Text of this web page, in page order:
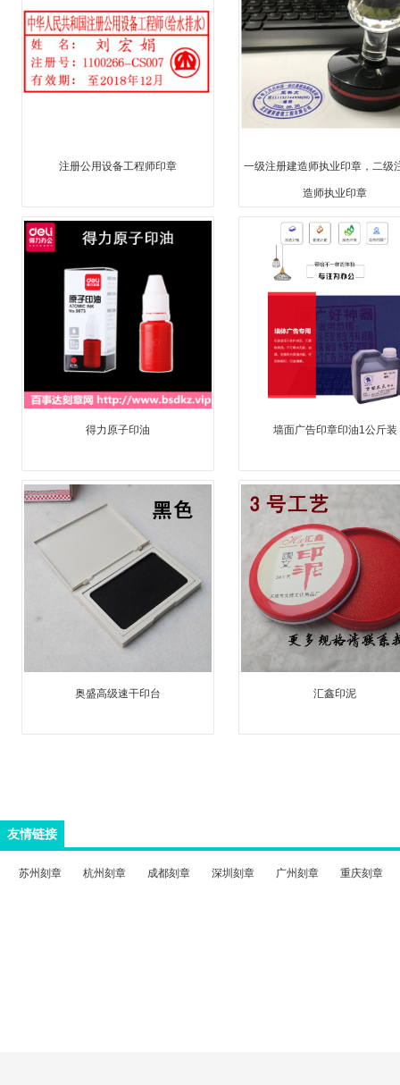
注册公用设备工程师印章 一级注册建造师执业印章，二级
造师执业印章
得力原子印油 墙面广告印章印油1公斤装
奥盛高级速干印台 汇鑫印泥
友情链接
苏州刻章 杭州刻章 成都刻章 深圳刻章 广州刻章 重庆刻章